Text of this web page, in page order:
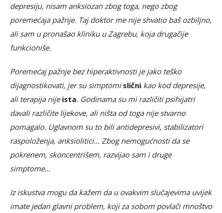
depresiju, nisam anksiozan zbog toga, nego zbog
poremećaja pažnje. Taj doktor me nije shvatio baš ozbiljno,
ali sam u pronašao kliniku u Zagrebu, koja drugačije
funkcioniše.
Poremećaj pažnje bez hiperaktivnosti je jako teško
dijagnostikovati, jer su simptomislični kao kod depresije,
ali terapija nije ista. Godinama su mi različiti psihijatri
davali različite lijekove, ali ništa od toga nije stvarno
pomagalo. Uglavnom su to bili antidepresivi, stabilizatori
raspoloženja, anksiolitici… Zbog nemogućnosti da se
pokrenem, skoncentrišem, razvijao sam i druge
simptome…
Iz iskustva mogu da kažem da u ovakvim slučajevima uvijek
imate jedan glavni problem, koji za sobom povlači mnoštvo